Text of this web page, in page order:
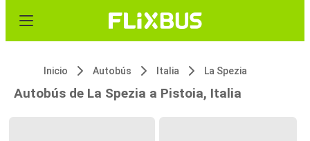
Inicio Autobús Italia La Spezia
Autobús de La Spezia a Pistoia, Italia